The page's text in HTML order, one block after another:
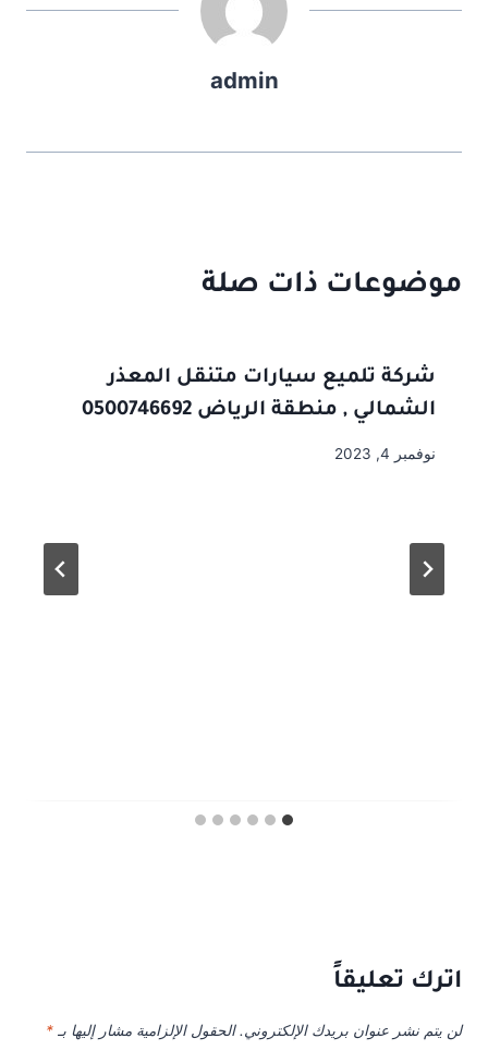
admin
موضوعات ذات صلة
شركة تلميع سيارات متنقل المعذر
الشمالي , منطقة الرياض 0500746692
نوفمبر 4, 2023
اترك تعليقاً
لن يتم نشر عنوان بريدك الإلكتروني. الحقول الإلزامية مشار إليها بـ *